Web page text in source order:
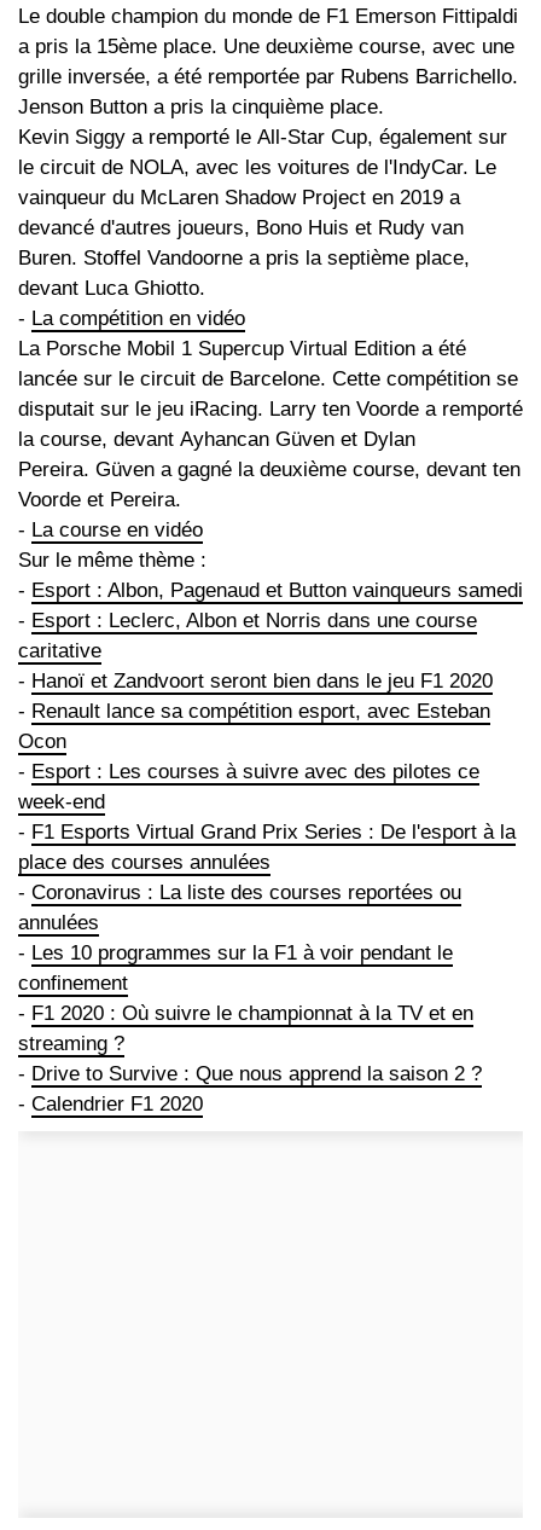
Le double champion du monde de F1 Emerson Fittipaldi
a pris la 15ème place. Une deuxième course, avec une
grille inversée, a été remportée par Rubens Barrichello.
Jenson Button a pris la cinquième place.
Kevin Siggy a remporté le All-Star Cup, également sur
le circuit de NOLA, avec les voitures de l'IndyCar. Le
vainqueur du McLaren Shadow Project en 2019 a
devancé d'autres joueurs, Bono Huis et Rudy van
Buren. Stoffel Vandoorne a pris la septième place,
devant Luca Ghiotto.
- La compétition en vidéo
La Porsche Mobil 1 Supercup Virtual Edition a été
lancée sur le circuit de Barcelone. Cette compétition se
disputait sur le jeu iRacing. Larry ten Voorde a remporté
la course, devant Ayhancan Güven et Dylan
Pereira. Güven a gagné la deuxième course, devant ten
Voorde et Pereira.
- La course en vidéo
Sur le même thème :
- Esport : Albon, Pagenaud et Button vainqueurs samedi
- Esport : Leclerc, Albon et Norris dans une course
caritative
- Hanoï et Zandvoort seront bien dans le jeu F1 2020
- Renault lance sa compétition esport, avec Esteban
Ocon
- Esport : Les courses à suivre avec des pilotes ce
week-end
- F1 Esports Virtual Grand Prix Series : De l'esport à la
place des courses annulées
- Coronavirus : La liste des courses reportées ou
annulées
- Les 10 programmes sur la F1 à voir pendant le
confinement
- F1 2020 : Où suivre le championnat à la TV et en
streaming ?
- Drive to Survive : Que nous apprend la saison 2 ?
- Calendrier F1 2020